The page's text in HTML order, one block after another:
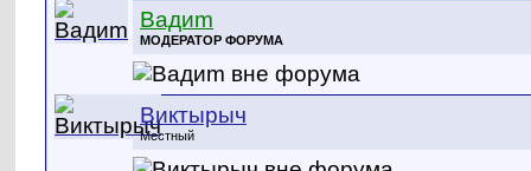
Вадиm
МОДЕРАТОР ФОРУМА
Виктырыч
Местный